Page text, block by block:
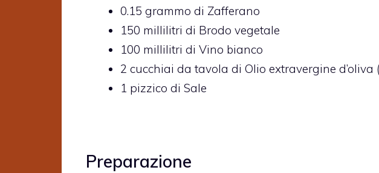
0.15 grammo di Zafferano
150 millilitri di Brodo vegetale
100 millilitri di Vino bianco
2 cucchiai da tavola di Olio extravergine d’oliva
1 pizzico di Sale
Preparazione